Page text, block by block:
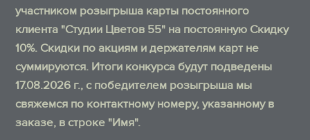
участником розыгрыша карты постоянного
клиента "Студии Цветов 55" на постоянную Скидку
10%. Скидки по акциям и держателям карт не
суммируются. Итоги конкурса будут подведены
17.08.2026 г., с победителем розыгрыша мы
свяжемся по контактному номеру, указанному в
заказе, в строке "Имя".